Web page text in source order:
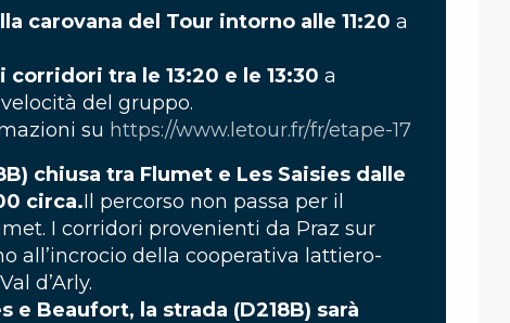
carovana del Tour intorno alle 11:20 a
corridori tra le 13:20 e le 13:30 a
del gruppo.
su https://www.letour.fr/fr/etape-17
chiusa tra Flumet e Les Saisies dalle
circa.Il percorso non passa per il
I corridori provenienti da Praz sur
all’incrocio della cooperativa lattiero-
d’Arly.
e Beaufort, la strada (D218B) sarà